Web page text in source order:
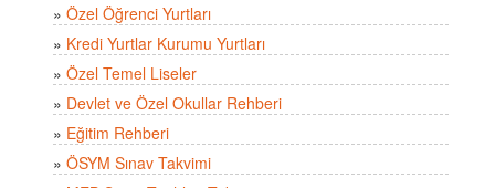
» Özel Öğrenci Yurtları
» Kredi Yurtlar Kurumu Yurtları
» Özel Temel Liseler
» Devlet ve Özel Okullar Rehberi
» Eğitim Rehberi
» ÖSYM Sınav Takvimi